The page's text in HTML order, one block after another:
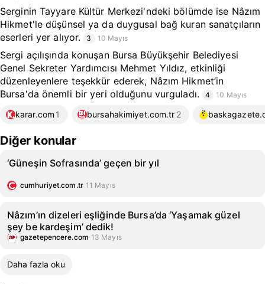
Serginin Tayyare Kültür Merkezi'ndeki bölümde ise Nâzım
Hikmet'le düşünsel ya da duygusal bağ kuran sanatçıların
eserleri yer alıyor.
3 10 Mayıs
Sergi açılışında konuşan Bursa Büyükşehir Belediyesi
Genel Sekreter Yardımcısı Mehmet Yıldız, etkinliği
düzenleyenlere teşekkür ederek, Nâzım Hikmet’in
Bursa'da önemli bir yeri olduğunu vurguladı.
4 10 Mayıs
karar.com 1 bursahakimiyet.com.tr 2
Diğer konular
‘Güneşin Sofrasında’ geçen bir yıl
cumhuriyet.com.tr 11 Mayıs
Nâzım’ın dizeleri eşliğinde Bursa’da ‘Yaşamak güzel
şey be kardeşim’ dedik!
gazetepencere.com 13 Mayıs
Daha fazla oku